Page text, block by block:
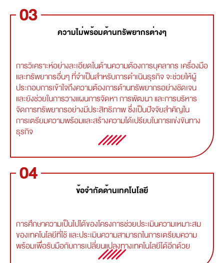
03
ความไม่พร้อมด้านทรัพยากรต่างๆ
การวิเคราะห์อย่างละเอียดในด้านความต้องการบุคลากร เครื่องมือ
และทรัพยากรอื่นๆ ที่จำเป็นสำหรับการดำเนินธุรกิจ จะช่วยให้ผู้
ประกอบการเข้าใจถึงความต้องการด้านทรัพยากรอย่างชัดเจน
และยังช่วยในการวางแผนการจัดหา การพัฒนา และการบริหาร
จัดการทรัพยากรอย่างมีประสิทธิภาพ ซึ่งเป็นปัจจัยสำคัญใน
การเตรียมความพร้อมและสร้างความได้เปรียบในการแข่งขันทาง
ธุรกิจ
04
ข้อจำกัดด้านเทคโนโลยี
การศึกษาความเป็นไปได้ของโครงการช่วยประเมินความเหมาะสม
ของเทคโนโลยีที่ใช้ และประเมินความสามารถในการเตรียมความ
พร้อมเพื่อรับมือกับการเปลี่ยนแปลงทางเทคโนโลยีได้อีกด้วย